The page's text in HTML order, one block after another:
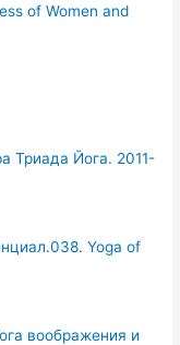
of Women and
Триада Йога. 2011-
Yoga of
воображения и